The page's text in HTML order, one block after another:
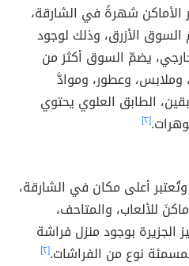
شهرةً في الشارقة،
الأزرق، وذلك لوجود
يضمّ السوق أكثرَ من
وعطور، وموادَّ
الطابق العلوي يحتوي
[٢]
أعلى مكان في الشارقة،
للألعاب، والمتاحف،
الجزيرة بوجود منزل فراشة
نوع من الفراشات.[٢]